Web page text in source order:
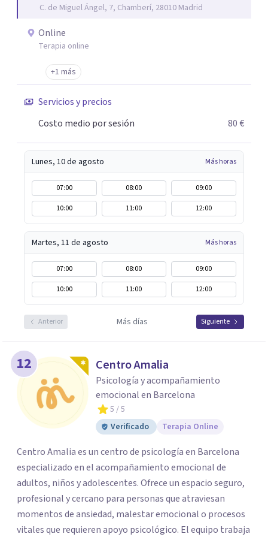
trabajo de "Terapia del Alma".
C. de Miguel Ángel, 7, Chamberí, 28010 Madrid
Online
Terapia online
+1 más
Servicios y precios
Costo medio por sesión
80 €
Lunes, 10 de agosto Más horas
07:00 08:00
09:00
10:00
11:00 12:00
Martes, 11 de agosto Más horas
07:00 08:00
09:00
10:00
11:00 12:00
Anterior Más días Siguiente
12 Centro Amalia
Psicología y acompañamiento
emocional en Barcelona
5 / 5
Verificado
Terapia Online
Centro Amalia es un centro de psicología en Barcelona
especializado en el acompañamiento emocional de
adultos, niños y adolescentes. Ofrece un espacio seguro,
profesional y cercano para personas que atraviesan
momentos de ansiedad, malestar emocional o procesos
vitales que requieren apoyo psicológico. El equipo trabaja